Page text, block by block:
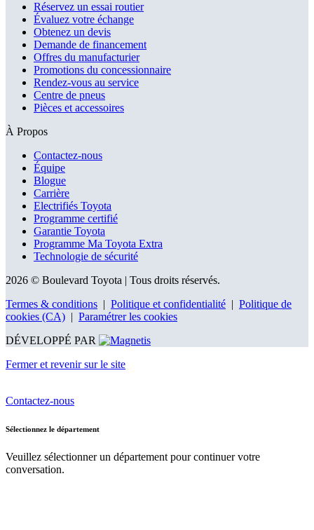
Réservez un essai routier
Évaluez votre échange
Obtenez un devis
Demande de financement
Offres du manufacturier
Promotions du concessionnaire
Rendez-vous au service
Centre de pneus
Pièces et accessoires
À Propos
Contactez-nous
Équipe
Blogue
Carrière
Electrifiés Toyota
Programme certifié
Garantie Toyota
Programme Ma Toyota Extra
Technologie de sécurité
2026 © Boulevard Toyota | Tous droits réservés.
Termes & conditions | Politique et confidentialité | Politique de
cookies (CA) | Paramétrer les cookies
DÉVELOPPÉ PAR
Fermer et revenir sur le site
Contactez-nous
Sélectionnez le département
Veuillez sélectionner un département pour continuer votre
conversation.